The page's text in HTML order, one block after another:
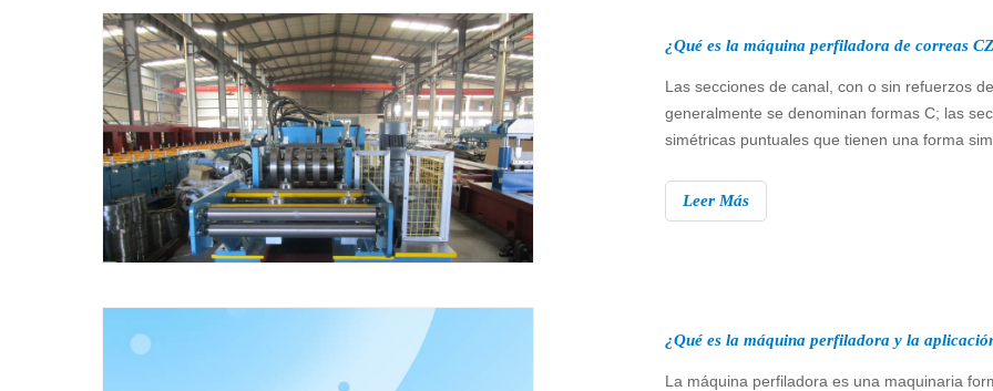
Las secciones de canal, con o sin refuerzos de
generalmente se denominan formas C; las
simétricas puntuales que tienen una forma
Leer Más
La máquina perfiladora es una maquinaria